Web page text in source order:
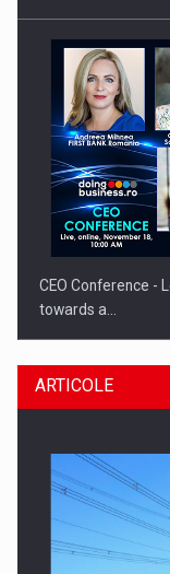
CEO Conference -
towards a…
ARTICOLE